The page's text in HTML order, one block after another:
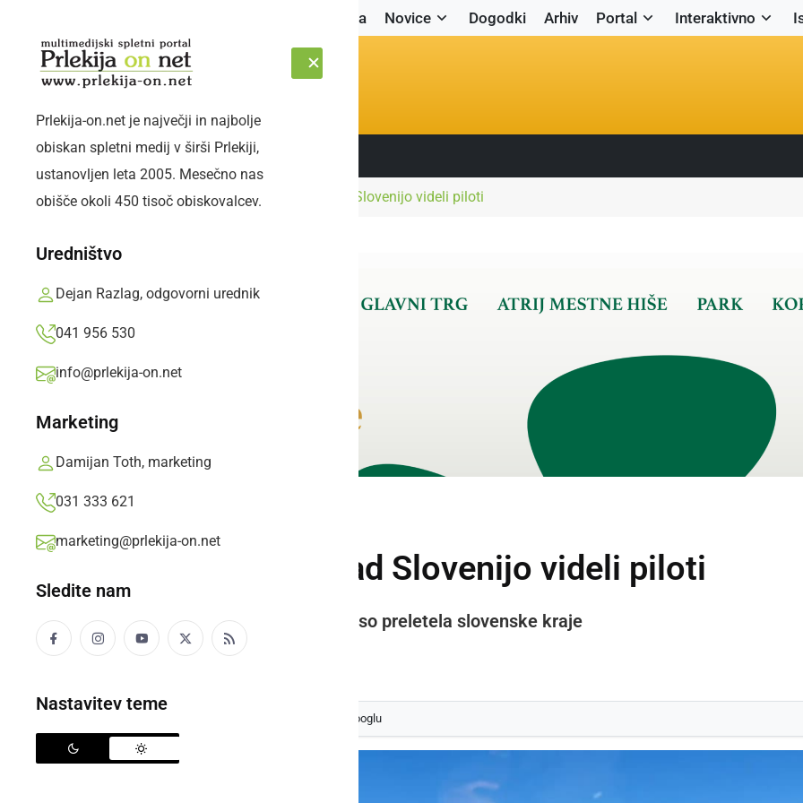
Naslovnica Novice Dogodki Arhiv Portal Interaktivno
SOBOTA, 8. AVGUST 2026 Sledite nam:
Prlekija-on.net je največji in najbolje
obiskan spletni medij v širši Prlekiji,
ustanovljen leta 2005. Mesečno nas
obišče okoli 450 tisoč obiskovalcev.
Uredništvo
Dejan Razlag, odgovorni urednik
041 956 530
info@prlekija-on.net
Marketing
Damijan Toth, marketing
031 333 621
marketing@prlekija-on.net
Sledite nam
Nastavitev teme
Naslovnica SlovenijaTako so prelet nad Slovenijo videli piloti
Tako so prelet nad Slovenijo videli piloti
Šest letal F-16 in tri letala PC-9 so preletela slovenske kraje
Prlekija-on.net,ponedeljek, 1. junij 2020 ob 22:13
kot svoj prednostni vir na Googlu